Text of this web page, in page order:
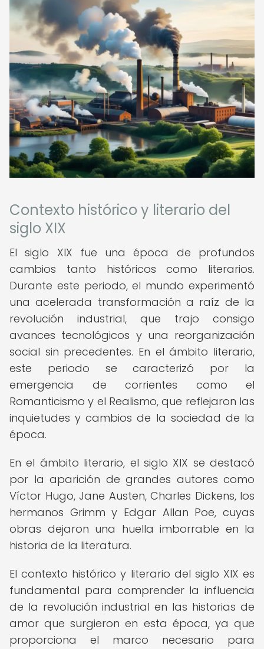
Contexto histórico y literario del
siglo XIX
El siglo XIX fue una época de profundos
cambios tanto históricos como literarios.
Durante este periodo, el mundo experimentó
una acelerada transformación a raíz de la
revolución industrial, que trajo consigo
avances tecnológicos y una reorganización
social sin precedentes. En el ámbito literario,
este periodo se caracterizó por la
emergencia de corrientes como el
Romanticismo y el Realismo, que reflejaron las
inquietudes y cambios de la sociedad de la
época.
En el ámbito literario, el siglo XIX se destacó
por la aparición de grandes autores como
Víctor Hugo, Jane Austen, Charles Dickens, los
hermanos Grimm y Edgar Allan Poe, cuyas
obras dejaron una huella imborrable en la
historia de la literatura.
El contexto histórico y literario del siglo XIX es
fundamental para comprender la influencia
de la revolución industrial en las historias de
amor que surgieron en esta época, ya que
proporciona el marco necesario para